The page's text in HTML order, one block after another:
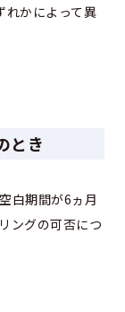
れかによって異
とき
白期間が6ヵ月
ングの可否につ